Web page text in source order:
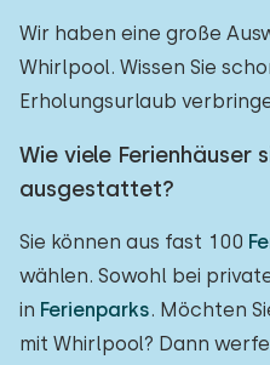
Wir haben eine große
Whirlpool. Wissen Sie
Erholungsurlaub
Wie viele Ferienhäuser
ausgestattet?
Sie können aus fast 100
wählen. Sowohl bei
in Ferienparks. Möchten
mit Whirlpool? Dann